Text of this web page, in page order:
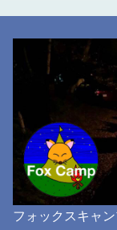
フォックスキャ